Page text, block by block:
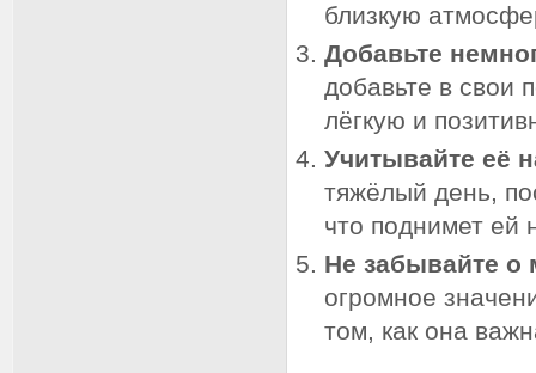
близкую
Добавьте
добавьте в свои
лёгкую и
Учитывайте её
тяжёлый день,
что поднимет ей
Не забывайте о
огромное
том, как она